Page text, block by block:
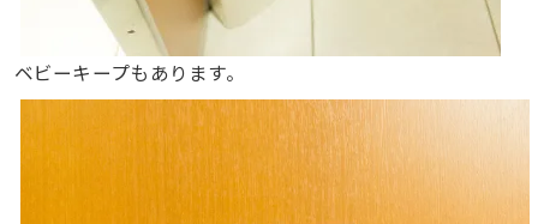
ベビーキープもあります。